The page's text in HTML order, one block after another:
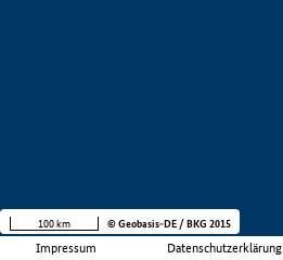
Impressum Datenschutzerklärung
100 km © Geobasis-DE / BKG 2015